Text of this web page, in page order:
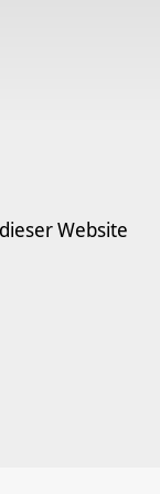
Website